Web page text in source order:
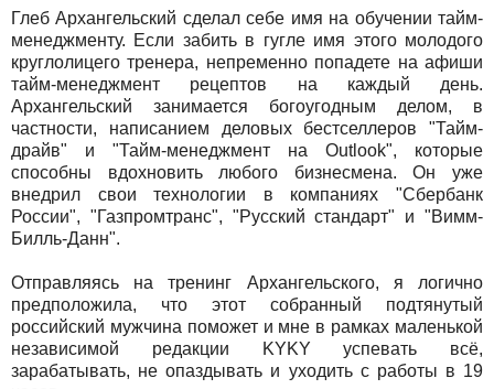
Глеб Архангельский сделал себе имя на обучении тайм-
менеджменту. Если забить в гугле имя этого молодого
круглолицего тренера, непременно попадете на афиши
тайм-менеджмент рецептов на каждый день.
Архангельский занимается богоугодным делом, в
частности, написанием деловых бестселлеров "Тайм-
драйв" и "Тайм-менеджмент на Outlook", которые
способны вдохновить любого бизнесмена. Он уже
внедрил свои технологии в компаниях "Сбербанк
России", "Газпромтранс", "Русский стандарт" и "Вимм-
Билль-Данн".
Отправляясь на тренинг Архангельского, я логично
предположила, что этот собранный подтянутый
российский мужчина поможет и мне в рамках маленькой
независимой редакции KYKY успевать всё,
зарабатывать, не опаздывать и уходить с работы в 19